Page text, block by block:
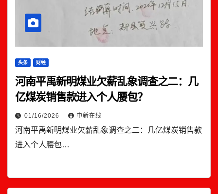
头条 财经
河南平禹新明煤业欠薪乱象调查之二：几
亿煤炭销售款进入个人腰包？
01/16/2026 中新在线
河南平禹新明煤业欠薪乱象调查之二：几亿煤炭销售款
进入个人腰包…